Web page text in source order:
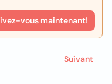
vous maintenant!
Suivant